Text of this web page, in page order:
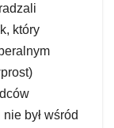
który
był wśród